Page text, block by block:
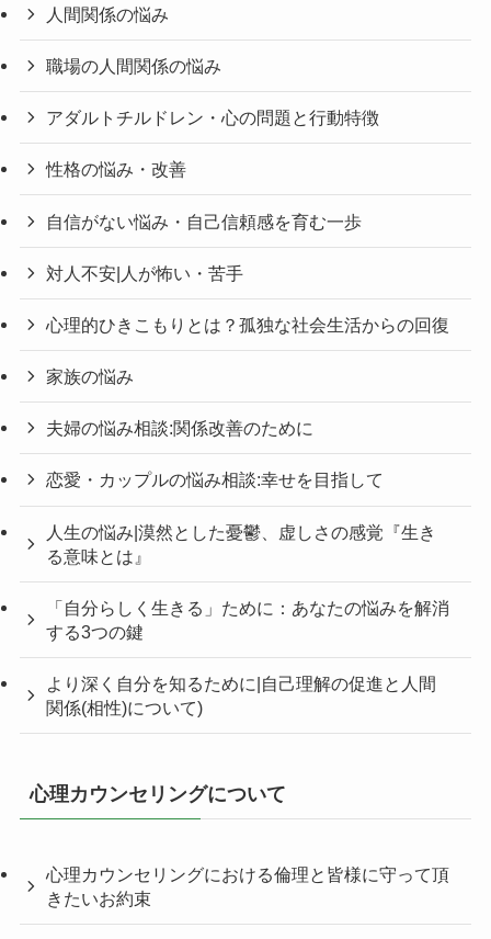
人間関係の悩み
職場の人間関係の悩み
アダルトチルドレン・心の問題と行動特徴
性格の悩み・改善
自信がない悩み・自己信頼感を育む一歩
対人不安|人が怖い・苦手
心理的ひきこもりとは？孤独な社会生活からの回復
家族の悩み
夫婦の悩み相談:関係改善のために
恋愛・カップルの悩み相談:幸せを目指して
人生の悩み|漠然とした憂鬱、虚しさの感覚『生き
る意味とは』
「自分らしく生きる」ために：あなたの悩みを解消
する3つの鍵
より深く自分を知るために|自己理解の促進と人間
関係(相性)について)
心理カウンセリングについて
心理カウンセリングにおける倫理と皆様に守って頂
きたいお約束